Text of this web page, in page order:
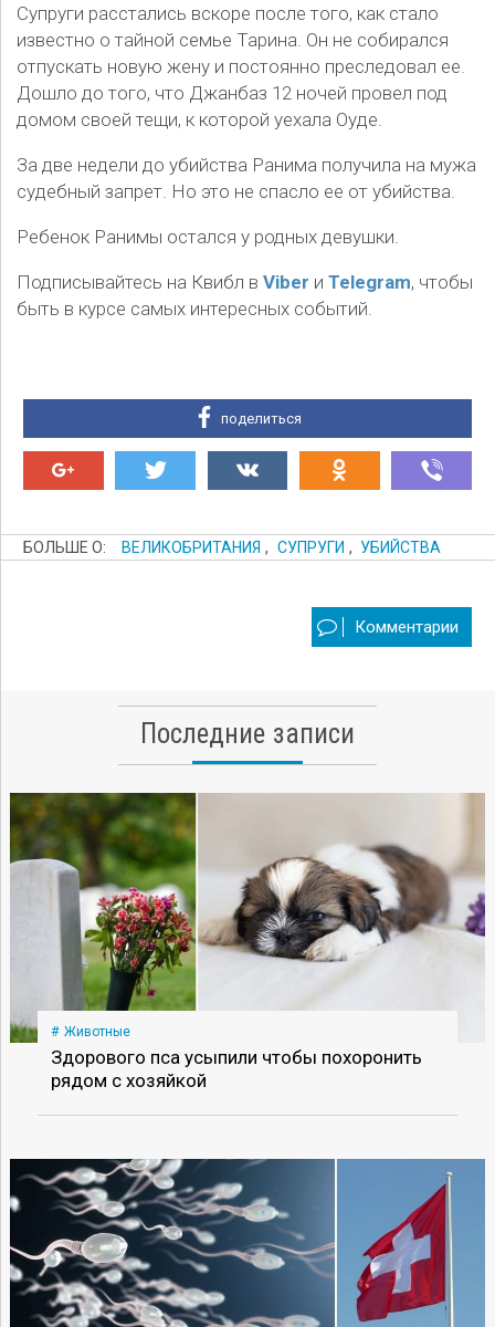
Супруги расстались вскоре после того, как стало
известно о тайной семье Тарина. Он не собирался
отпускать новую жену и постоянно преследовал ее.
Дошло до того, что Джанбаз 12 ночей провел под
домом своей тещи, к которой уехала Оуде.
За две недели до убийства Ранима получила на мужа
судебный запрет. Но это не спасло ее от убийства.
Ребенок Ранимы остался у родных девушки.
Подписывайтесь на Квибл в Viber и Telegram, чтобы
быть в курсе самых интересных событий.
поделиться
БОЛЬШЕ О: ВЕЛИКОБРИТАНИЯ , СУПРУГИ , УБИЙСТВА
Комментарии
Последние записи
Животные
Здорового пса усыпили чтобы похоронить
рядом с хозяйкой